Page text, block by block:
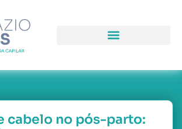
cabelo no pós-parto: